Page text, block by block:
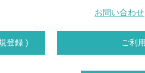
お問い合わせ
登録 ) ご利